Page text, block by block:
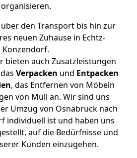
organisieren.
den Transport bis hin zur
neuen Zuhause in Echtz-
Konzendorf.
bieten auch Zusatzleistungen
Verpacken und Entpacken
, das Entfernen von Möbeln
von Müll an. Wir sind uns
Umzug von Osnabrück nach
individuell ist und haben uns
auf die Bedürfnisse und
Kunden einzugehen.